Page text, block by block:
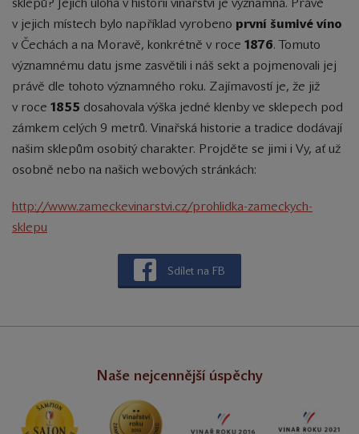
v jejich místech bylo například vyrobeno první šumivé víno
v Čechách a na Moravě, konkrétně v roce 1876. Tomuto
významnému datu jsme zasvětili i náš sekt a pojmenovali jej
právě dle tohoto významného roku. Zajímavostí je, že již
v roce 1855 dosahovala výška jedné klenby ve sklepech pod
zámkem celých 9 metrů. Vinařská historie a tradice dodávají
našim sklepům osobitý charakter. Projděte se jimi i Vy, ať už
osobně nebo na našich webových stránkách:
http://www.zameckevinarstvi.cz/prohlidka-zameckych-
sklepu
Sdílet na FB
Naše nejcennější úspěchy